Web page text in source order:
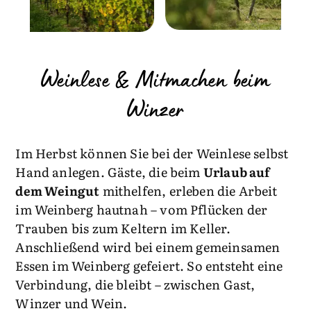
Weinlese & Mitmachen beim
Winzer
Im Herbst können Sie bei der Weinlese selbst
Hand anlegen. Gäste, die beimUrlaub auf
dem Weingutmithelfen, erleben die Arbeit
im Weinberg hautnah – vom Pflücken der
Trauben bis zum Keltern im Keller.
Anschließend wird bei einem gemeinsamen
Essen im Weinberg gefeiert. So entsteht eine
Verbindung, die bleibt – zwischen Gast,
Winzer und Wein.